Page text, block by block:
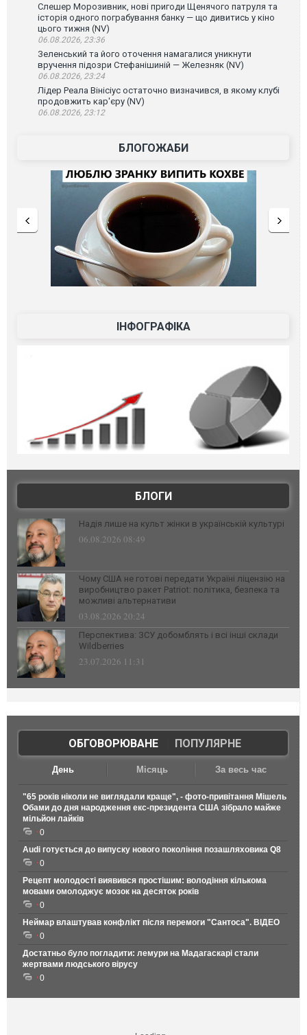
Слешер Морозивник, нові пригоди Щенячого патруля та
історія одного пограбування банку — що дивитись у кіно
цього тижня (NV)
06.08.2026, 23:36
Зеленський та його оточення намагалися уникнути
вручення підозри Стефанішиній — Железняк (NV)
06.08.2026, 23:24
Лідер Реала Вінісіус остаточно визначився, в якому клубі
продовжить кар'єру (NV)
06.08.2026, 23:12
БЛОГОЖАБИ
ІНФОГРАФІКА
БЛОГИ
Надія лише на культ жінки в українській культурі
06.08.2026 08:49
Чому США не готові передати Україні ліцензію на
виробництво ракет Patriot: політика, безпека та
можливі альтернативи
03.08.2026 20:24
Перспектива: ЗСУ добомблять і всі інші склади
Wildberries
23.07.2026 11:31
ОБГОВОРЮВАНЕ| ПОПУЛЯРНЕ
День Місяць За весь час
"65 років ніколи не виглядали краще", - фото-привітання Мішель
Обами до дня народження екс-президента США зібрало майже
мільйон лайків
0
Audi готується до випуску нового покоління позашляховика Q8
0
Рецепт молодості виявився простішим: володіння кількома
мовами омолоджує мозок на десяток років
0
Неймар влаштував конфлікт після перемоги "Сантоса". ВІДЕО
0
Достатньо було погладити: лемури на Мадагаскарі стали
жертвами людського вірусу
0